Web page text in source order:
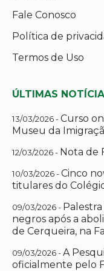
Fale Conosco
Política de
Termos de Uso
ÚLTIMAS
13/03/2026 -Curso
Museu da
12/03/2026 - Nota de
10/03/2026 -Cinco
titulares do
09/03/2026 -
negros após a
de Cerqueira, na
09/03/2026 -A
oficialmente pelo